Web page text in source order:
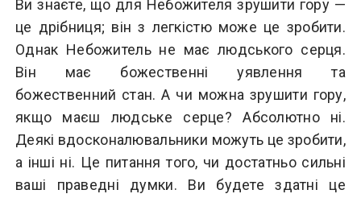
Ви знаєте, що для Небожителя зрушити гору —
це дрібниця; він з легкістю може це зробити.
Однак Небожитель не має людського серця.
Він має божественні уявлення та
божественний стан. А чи можна зрушити гору,
якщо маєш людське серце? Абсолютно ні.
Деякі вдосконалювальники можуть це зробити,
а інші ні. Це питання того, чи достатньо сильні
ваші праведні думки. Ви будете здатні це